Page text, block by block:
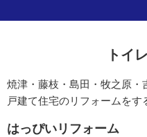
トイ
焼津・藤枝・島田・牧之原
戸建て住宅のリフォームをす
はっぴいリフォーム